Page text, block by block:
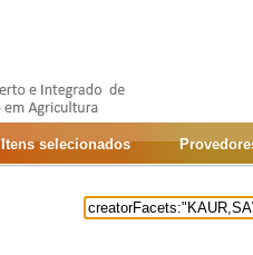
Itens selecionados